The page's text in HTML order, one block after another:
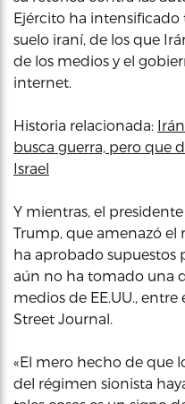
Ejército ha
suelo iraní, de los que
de los medios y el
internet.
Historia relacionada:
busca guerra, pero que
Israel
Y mientras, el
Trump, que amenazó el
ha aprobado supuestos
aún no ha tomado una
medios de EE.UU., entre
Street Journal.
«El mero hecho de que
del régimen sionista